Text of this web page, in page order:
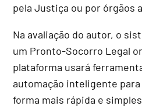
pela Justiça ou por órgãos
Na avaliação do autor, o
um Pronto-Socorro Legal
plataforma usará
automação inteligente
forma mais rápida e